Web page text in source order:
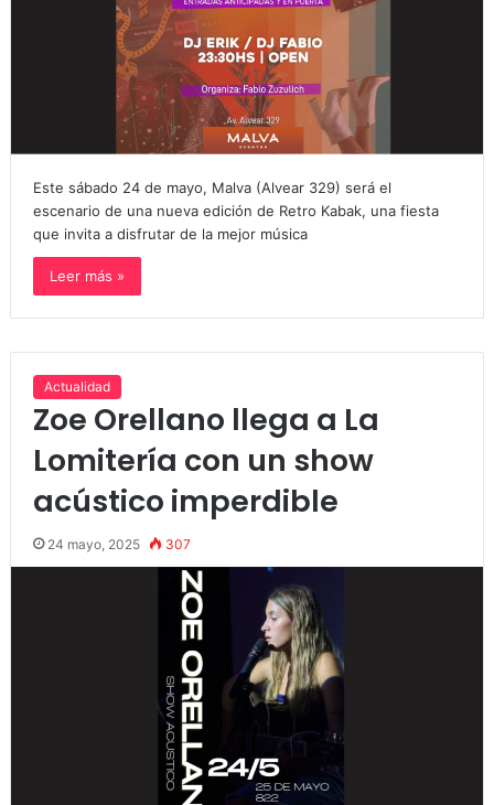
Este sábado 24 de mayo, Malva (Alvear 329) será el
escenario de una nueva edición de Retro Kabak, una fiesta
que invita a disfrutar de la mejor música
Leer más »
Actualidad
Zoe Orellano llega a La
Lomitería con un show
acústico imperdible
24 mayo, 2025 307